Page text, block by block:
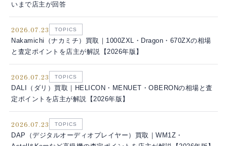
いまで店主が回答
2026.07.23 TOPICS
Nakamichi（ナカミチ）買取｜1000ZXL・Dragon・670ZXの相場
と査定ポイントを店主が解説【2026年版】
2026.07.23 TOPICS
DALI（ダリ）買取｜HELICON・MENUET・OBERONの相場と査
定ポイントを店主が解説【2026年版】
2026.07.23 TOPICS
DAP（デジタルオーディオプレイヤー）買取｜WM1Z・